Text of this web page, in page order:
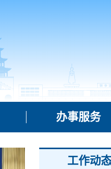
办事服务
工作动